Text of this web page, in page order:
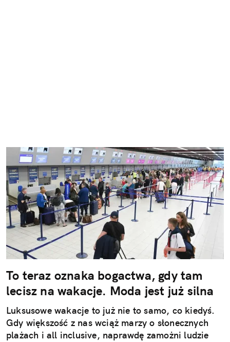
To teraz oznaka bogactwa, gdy tam
lecisz na wakacje. Moda jest już silna
Luksusowe wakacje to już nie to samo, co kiedyś.
Gdy większość z nas wciąż marzy o słonecznych
plażach i all inclusive, naprawdę zamożni ludzie